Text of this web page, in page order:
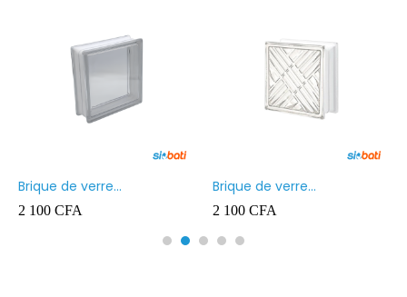
Brique de verre
190X190X80MM Transparent
2 100 CFA
Brique de verre
190X190X80MM CROSS
2 100 CFA